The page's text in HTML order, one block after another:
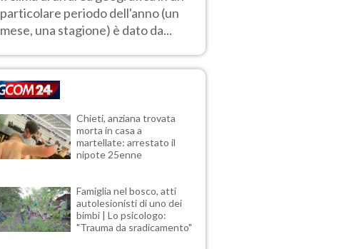
particolare periodo dell'anno (un
mese, una stagione) è dato da...
Chieti, anziana trovata
morta in casa a
martellate: arrestato il
nipote 25enne
Famiglia nel bosco, atti
autolesionisti di uno dei
bimbi | Lo psicologo:
"Trauma da sradicamento"